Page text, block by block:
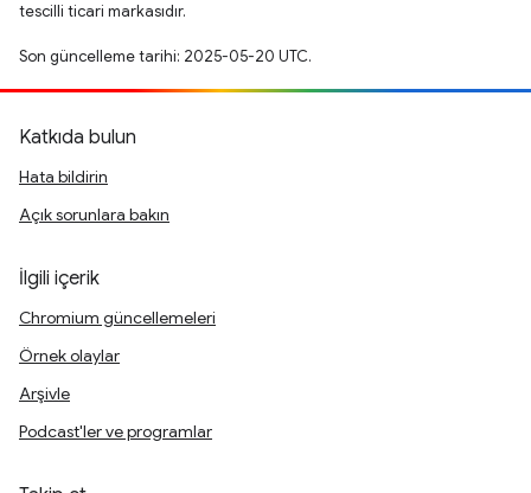
tescilli ticari markasıdır.
Son güncelleme tarihi: 2025-05-20 UTC.
Katkıda bulun
Hata bildirin
Açık sorunlara bakın
İlgili içerik
Chromium güncellemeleri
Örnek olaylar
Arşivle
Podcast'ler ve programlar